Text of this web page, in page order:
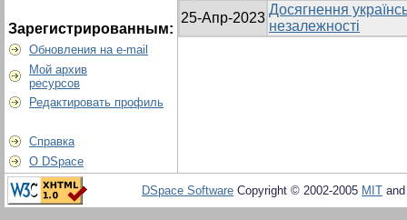
Зарегистрированным:
Обновления на e-mail
Мой архив
ресурсов
Редактировать профиль
Справка
О DSpace
25-Апр-2023
Досягнення
незалежності
DSpace Software Copyright © 2002-2005 MIT